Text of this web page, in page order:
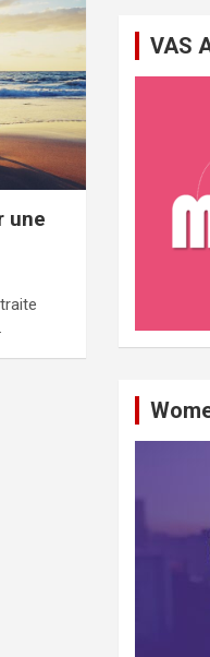
une
c
VAS